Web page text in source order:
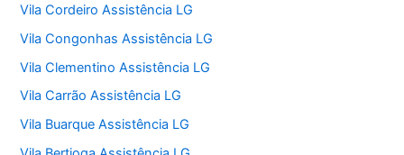
Vila Cordeiro Assistência LG
Vila Congonhas Assistência LG
Vila Clementino Assistência LG
Vila Carrão Assistência LG
Vila Buarque Assistência LG